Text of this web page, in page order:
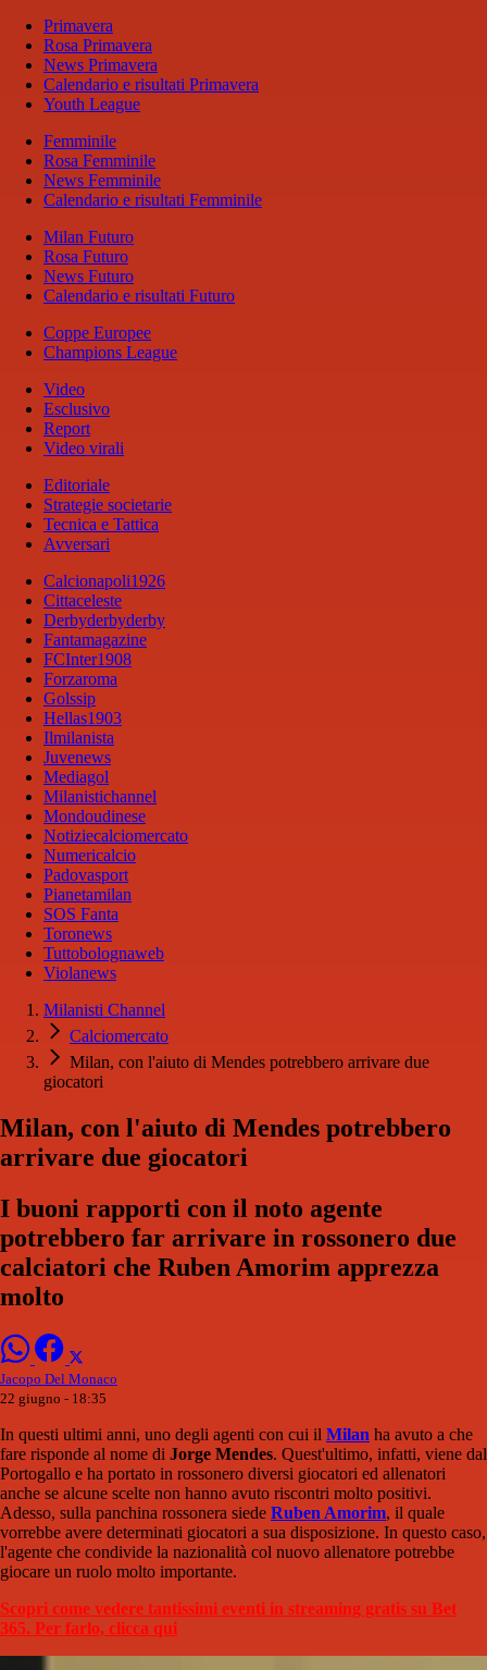
Primavera
Rosa Primavera
News Primavera
Calendario e risultati Primavera
Youth League
Femminile
Rosa Femminile
News Femminile
Calendario e risultati Femminile
Milan Futuro
Rosa Futuro
News Futuro
Calendario e risultati Futuro
Coppe Europee
Champions League
Video
Esclusivo
Report
Video virali
Editoriale
Strategie societarie
Tecnica e Tattica
Avversari
Calcionapoli1926
Cittaceleste
Derbyderbyderby
Fantamagazine
FCInter1908
Forzaroma
Golssip
Hellas1903
Ilmilanista
Juvenews
Mediagol
Milanistichannel
Mondoudinese
Notiziecalciomercato
Numericalcio
Padovasport
Pianetamilan
SOS Fanta
Toronews
Tuttobolognaweb
Violanews
Milanisti Channel
Calciomercato
Milan, con l'aiuto di Mendes potrebbero arrivare due
giocatori
Milan, con l'aiuto di Mendes potrebbero
arrivare due giocatori
I buoni rapporti con il noto agente
potrebbero far arrivare in rossonero due
calciatori che Ruben Amorim apprezza
molto
Jacopo Del Monaco
22 giugno - 18:35
In questi ultimi anni, uno degli agenti con cui il Milan ha avuto a che
fare risponde al nome di Jorge Mendes. Quest'ultimo, infatti, viene dal
Portogallo e ha portato in rossonero diversi giocatori ed allenatori
anche se alcune scelte non hanno avuto riscontri molto positivi.
Adesso, sulla panchina rossonera siede Ruben Amorim, il quale
vorrebbe avere determinati giocatori a sua disposizione. In questo caso,
l'agente che condivide la nazionalità col nuovo allenatore potrebbe
giocare un ruolo molto importante.
Scopri come vedere tantissimi eventi in streaming gratis su Bet
365. Per farlo, clicca qui